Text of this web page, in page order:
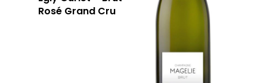
Rosé Grand Cru